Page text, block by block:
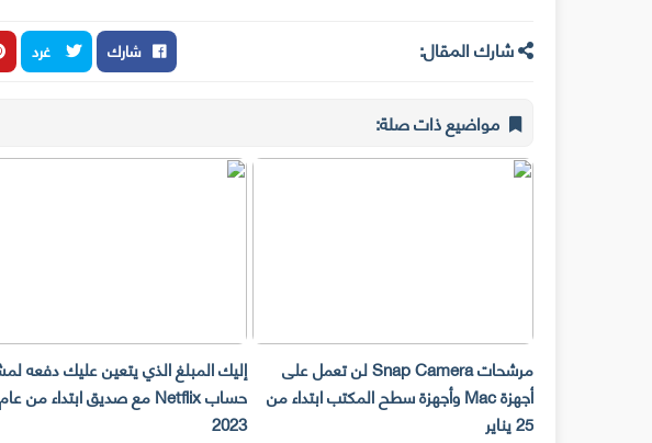
شارك المقال: شارك غرد
مواضيع ذات صلة:
مرشحات Snap Camera لن تعمل على
أجهزة Mac وأجهزة سطح المكتب ابتداء من
25 يناير
إليك المبلغ الذي يتعين عليك دفعه
حساب Netflix مع صديق ابتداء من عام
2023